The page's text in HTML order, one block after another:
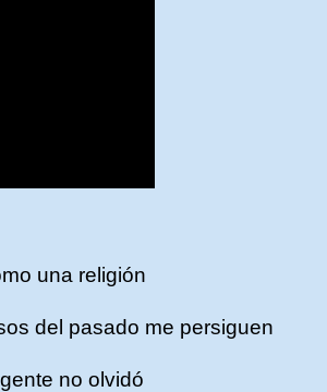
una religión
del pasado me persiguen
no olvidó